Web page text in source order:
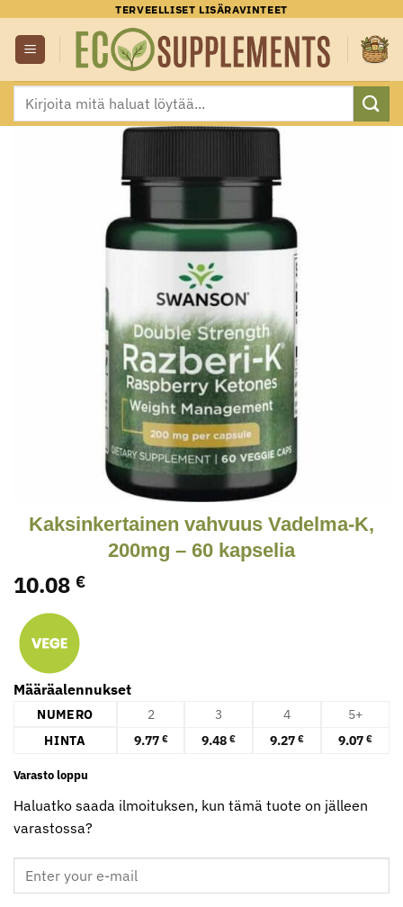
content
TERVEELLISET LISÄRAVINTEET
Etsi:
Kaksinkertainen vahvuus Vadelma-K,
200mg – 60 kapselia
10.08 €
Määräalennukset
NUMERO 2 3 4
5+
HINTA
9.77 € 9.48 € 9.27 € 9.07 €
Varasto loppu
Haluatko saada ilmoituksen, kun tämä tuote on jälleen
varastossa?